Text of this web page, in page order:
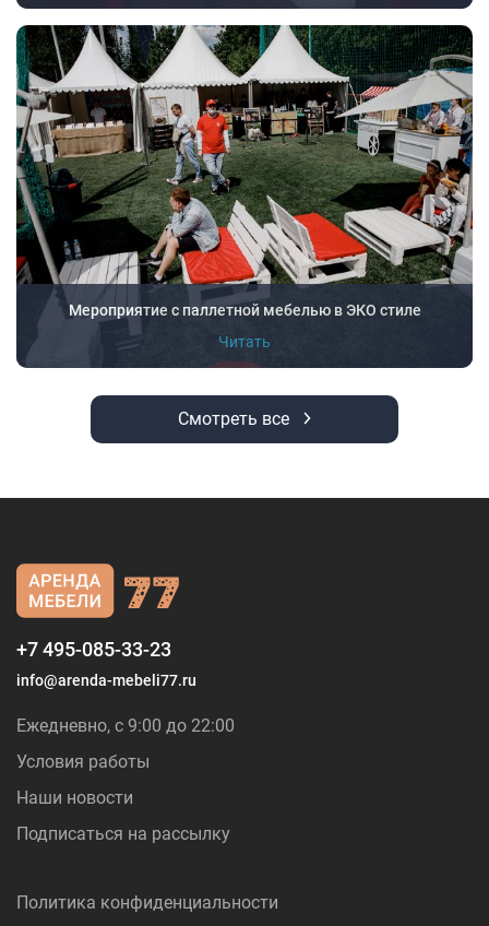
Мероприятие с паллетной мебелью в ЭКО стиле
Читать
Смотреть все
+7 495-085-33-23
info@arenda-mebeli77.ru
Ежедневно, с 9:00 до 22:00
Условия работы
Наши новости
Подписаться на рассылку
Политика конфиденциальности